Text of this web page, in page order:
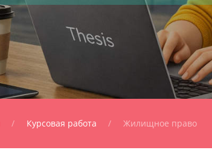
Курсовая работа Жилищное право